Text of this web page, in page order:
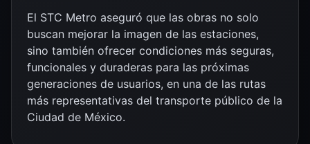
El STC Metro aseguró que las obras no solo
buscan mejorar la imagen de las estaciones,
sino también ofrecer condiciones más seguras,
funcionales y duraderas para las próximas
generaciones de usuarios, en una de las rutas
más representativas del transporte público de la
Ciudad de México.